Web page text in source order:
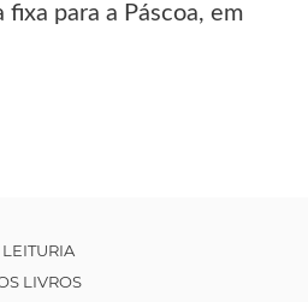
para a Páscoa, em
LEITURIA
LIVROS